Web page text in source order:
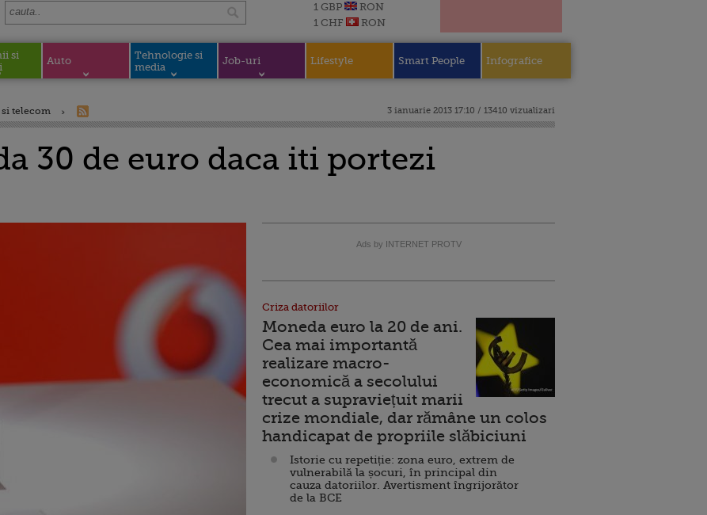
1 GBP
RON
1 CHF
RON
si
Auto
Tehnologie si
media
Job-uri Lifestyle Smart People Infografice
telecom 3 ianuarie 2013 17:10 / 13410 vizualizari
30 de euro daca iti portezi
Ads by INTERNET PROTV
Criza datoriilor
Moneda euro la 20 de ani.
Cea mai importantă
realizare macro-
economică a secolului
trecut a supraviețuit marii
crize mondiale, dar rămâne un colos
handicapat de propriile slăbiciuni
Istorie cu repetiție: zona euro, extrem de
vulnerabilă la șocuri, în principal din
cauza datoriilor. Avertisment îngrijorător
de la BCE